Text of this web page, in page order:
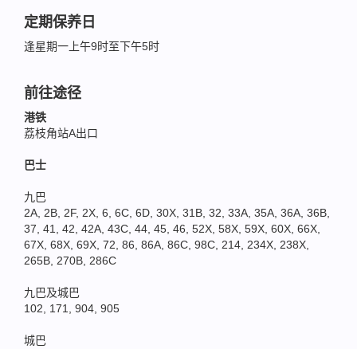
定期保养日
逢星期一上午9时至下午5时
前往途径
港铁
荔枝角站A出口
巴士
九巴
2A, 2B, 2F, 2X, 6, 6C, 6D, 30X, 31B, 32, 33A, 35A, 36A, 36B,
37, 41, 42, 42A, 43C, 44, 45, 46, 52X, 58X, 59X, 60X, 66X,
67X, 68X, 69X, 72, 86, 86A, 86C, 98C, 214, 234X, 238X,
265B, 270B, 286C
九巴及城巴
102, 171, 904, 905
城巴